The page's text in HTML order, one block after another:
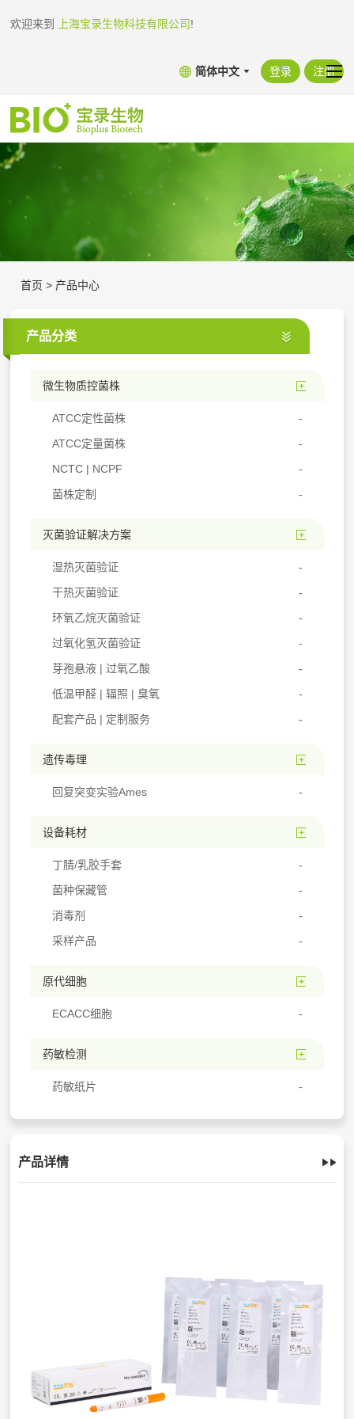
欢迎来到 上海宝录生物科技有限公司!
简体中文 登录 注册
首页 > 产品中心
产品分类
微生物质控菌株
ATCC定性菌株
ATCC定量菌株
NCTC | NCPF
菌株定制
灭菌验证解决方案
湿热灭菌验证
干热灭菌验证
环氧乙烷灭菌验证
过氧化氢灭菌验证
芽孢悬液 | 过氧乙酸
低温甲醛 | 辐照 | 臭氧
配套产品 | 定制服务
遗传毒理
回复突变实验Ames
设备耗材
丁腈/乳胶手套
菌种保藏管
消毒剂
采样产品
原代细胞
ECACC细胞
药敏检测
药敏纸片
产品详情